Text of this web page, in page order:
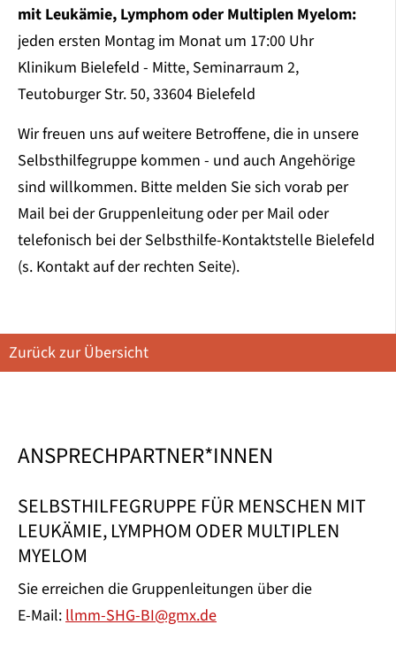
mit Leukämie, Lymphom oder Multiplen Myelom:
jeden ersten Montag im Monat um 17:00 Uhr
Klinikum Bielefeld - Mitte, Seminarraum 2,
Teutoburger Str. 50, 33604 Bielefeld
Wir freuen uns auf weitere Betroffene, die in unsere
Selbsthilfegruppe kommen - und auch Angehörige
sind willkommen. Bitte melden Sie sich vorab per
Mail bei der Gruppenleitung oder per Mail oder
telefonisch bei der Selbsthilfe-Kontaktstelle Bielefeld
(s. Kontakt auf der rechten Seite).
Zurück zur Übersicht
ANSPRECHPARTNER*INNEN
SELBSTHILFEGRUPPE FÜR MENSCHEN MIT
LEUKÄMIE, LYMPHOM ODER MULTIPLEN
MYELOM
Sie erreichen die Gruppenleitungen über die
E-Mail: llmm-SHG-BI@gmx.de